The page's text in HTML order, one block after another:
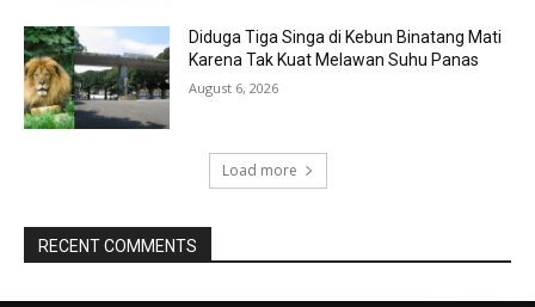
Diduga Tiga Singa di Kebun Binatang Mati
Karena Tak Kuat Melawan Suhu Panas
August 6, 2026
Load more
RECENT COMMENTS